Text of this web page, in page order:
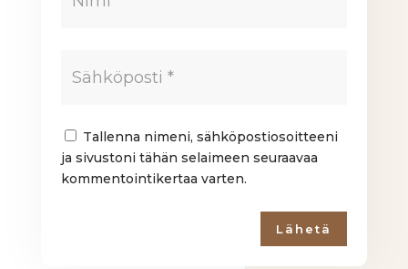
Tallenna nimeni, sähköpostiosoitteeni
ja sivustoni tähän selaimeen seuraavaa
kommentointikertaa varten.
Lähetä